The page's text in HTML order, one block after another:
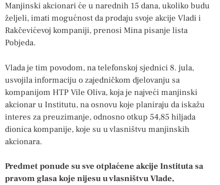
Manjinski akcionari će u narednih 15 dana, ukoliko budu
željeli, imati mogućnost da prodaju svoje akcije Vladi i
Rakčevićevoj kompaniji, prenosi Mina pisanje lista
Pobjeda.
Vlada je tim povodom, na telefonskoj sjednici 8. jula,
usvojila informaciju o zajedničkom djelovanju sa
kompanijom HTP Vile Oliva, koja je najveći manjinski
akcionar u Institutu, na osnovu koje planiraju da iskažu
interes za preuzimanje, odnosno otkup 54,85 hiljada
dionica kompanije, koje su u vlasništvu manjinskih
akcionara.
Predmet ponude su sve otplaćene akcije Instituta sa
pravom glasa koje nijesu u vlasništvu Vlade,